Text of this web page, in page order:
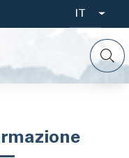
Select
your
IT